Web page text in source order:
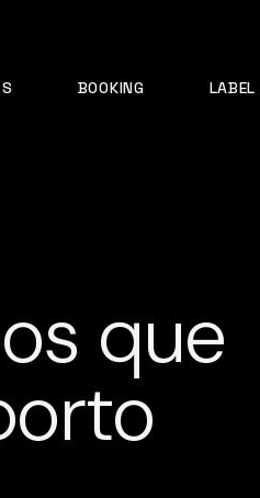
BOOKING LABEL
que